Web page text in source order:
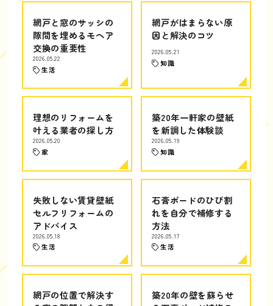
網戸と窓のサッシの
隙間を埋めるモヘア
交換の重要性
2026.05.22
生活
網戸がはまらない原
因と解決のコツ
2026.05.21
知識
理想のリフォームを
叶える業者の探し方
2026.05.20
家
築20年一軒家の壁紙
を新調した体験談
2026.05.19
知識
失敗しない賃貸壁紙
セルフリフォームの
アドバイス
2026.05.18
生活
石膏ボードのひび割
れを自分で補修する
方法
2026.05.17
生活
網戸の位置で解決す
築20年の壁を蘇らせ